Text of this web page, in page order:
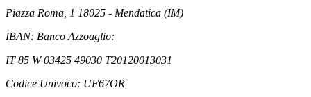
Piazza Roma, 1 18025 - Mendatica (IM)
IBAN: Banco Azzoaglio:
IT 85 W 03425 49030 T20120013031
Codice Univoco: UF67OR